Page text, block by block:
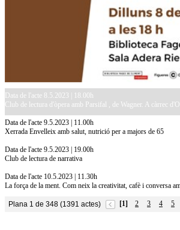
Data de l'acte 8.5.2023 | 18.00h
Club de lectura d'òpera amb Parsifal , de Wagner. A càrrec
Data de l'acte 9.5.2023 | 11.00h
Xerrada Envelleix amb salut, nutrició per a majors de 65
Data de l'acte 9.5.2023 | 19.00h
Club de lectura de narrativa
Data de l'acte 10.5.2023 | 11.30h
La força de la ment. Com neix la creativitat, cafè i conversa
Plana 1 de 348 (1391 actes) [1] 2 3 4 5